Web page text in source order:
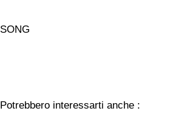
SONG
Potrebbero interessarti anche :